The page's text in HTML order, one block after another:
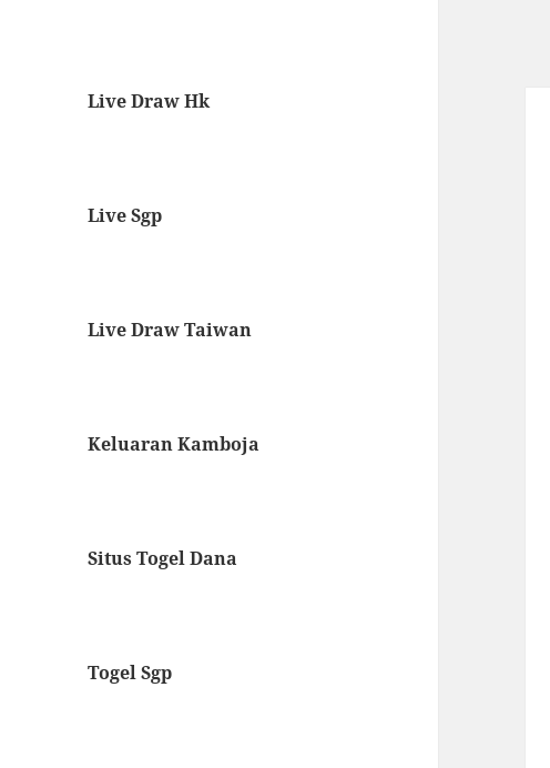
Live Draw Hk
Live Sgp
Live Draw Taiwan
Keluaran Kamboja
Situs Togel Dana
Togel Sgp